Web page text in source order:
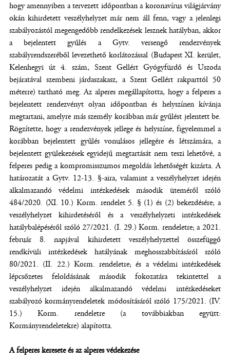
hogy amennyiben a tervezett időpontban a koronavírus világjárvány
okán kihirdetett veszélyhelyzet már nem áll fenn, vagy a jelenlegi
szabályozástól megengedőbb rendelkezések lesznek hatályban, akkor
a bejelentett gyűlés a Gytv. versengő rendezvények
szabályrendszeréből levezethető korlátozással (Budapest XI. kerület,
Kelenhegyi út 4. szám, Szent Gellért Gyógyfürdő és Uszoda
bejáratával szembeni járdaszakasz, a Szent Gellért rakparttól 50
méterre) tartható meg. Az alperes megállapította, hogy a felperes a
bejelentett rendezvényt olyan időpontban és helyszínen kívánja
megtartani, amelyre más személy korábban már gyűlést jelentett be.
Rögzítette, hogy a rendezvények jellege és helyszíne, figyelemmel a
korábban bejelentett gyűlés vonulásos jellegére és létszámára, a
bejelentett gyülekezések egyidejű megtartását nem teszi lehetővé, a
felperes pedig a kompromisszumos megoldás lehetőségét kizárta. A
határozatát a Gytv. 12-13. §-aira, valamint a veszélyhelyzet idején
alkalmazandó védelmi intézkedések második üteméről szóló
484/2020. (XI. 10.) Korm. rendelet 5. § (1) és (2) bekezdésére; a
veszélyhelyzet kihirdetéséről és a veszélyhelyzeti intézkedések
hatálybalépéséről szóló 27/2021. (I. 29.) Korm. rendeletre; a 2021.
február 8. napjával kihirdetett veszélyhelyzettel összefüggő
rendkívüli intézkedések hatályának meghosszabbításáról szóló
80/2021. (II. 22.) Korm. rendeletre; és a védelmi intézkedések
lépcsőzetes feloldásának második fokozatára tekintettel a
veszélyhelyzet idején alkalmazandó védelmi intézkedéseket
szabályozó kormányrendeletek módosításáról szóló 175/2021. (IV.
15.) Korm. rendeletre (a továbbiakban együtt:
Kormányrendeletekre) alapította.
A felperes keresete és az alperes védekezése